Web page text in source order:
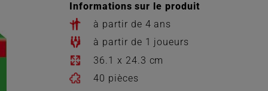
Informations sur le produit
à partir de 4 ans
à partir de 1 joueurs
36.1 x 24.3 cm
40 pièces